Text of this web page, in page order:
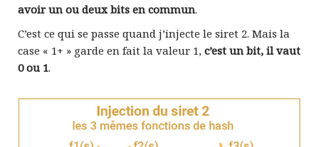
avoir un ou deux bits en commun.
C’est ce qui se passe quand j’injecte le siret 2. Mais la
case « 1+ » garde en fait la valeur 1, c’est un bit, il vaut
0 ou 1.